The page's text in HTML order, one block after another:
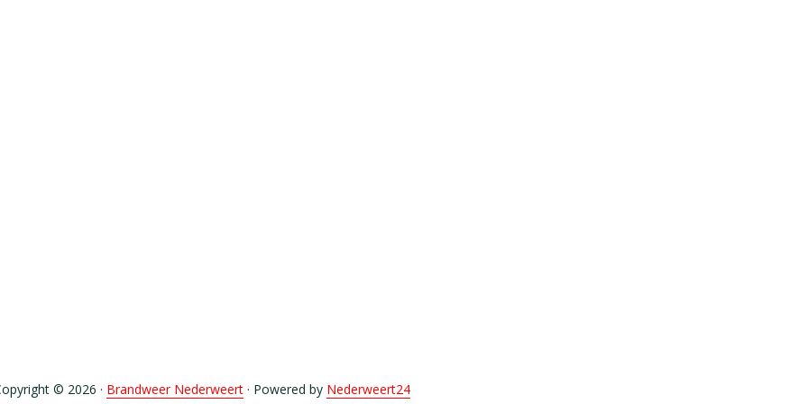
© 2026 · Brandweer Nederweert · Powered by Nederweert24